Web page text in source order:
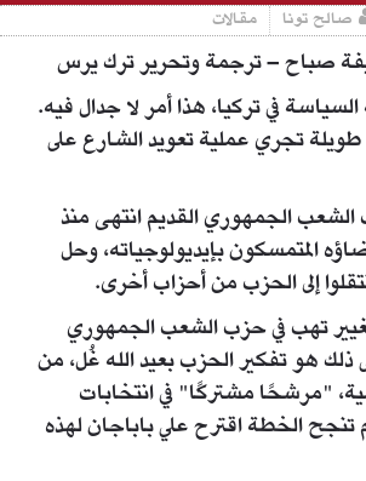
صالح تونا مقالات
صباح – ترجمة وتحرير ترك يرس
في تركيا، هذا أمر لا جدال فيه.
طويلة تجري عملية تعويد الشارع على
الجمهوري القديم انتهى منذ
المتمسكون بإيديولوجياته، وحل
إلى الحزب من أحزاب أخرى.
تهب في حزب الشعب الجمهوري
ذلك هو تفكير الحزب بعيد الله غُل، من
"مرشحًا مشتركًا" في انتخابات
تنجح الخطة اقترح علي باباجان لهذه